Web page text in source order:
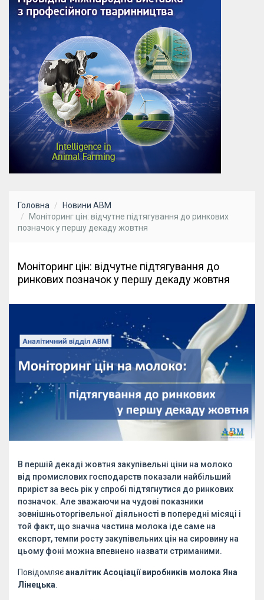
Головна
Новини АВМ
Моніторинг цін: відчутне підтягування до ринкових
позначок у першу декаду жовтня
Моніторинг цін: відчутне підтягування до
ринкових позначок у першу декаду жовтня
В першій декаді жовтня закупівельні ціни на молоко
від промислових господарств показали найбільший
приріст за весь рік у спробі підтягнутися до ринкових
позначок. Але зважаючи на чудові показники
зовнішньоторгівельної діяльності в попередні місяці і
той факт, що значна частина молока іде саме на
експорт, темпи росту закупівельних цін на сировину на
цьому фоні можна впевнено назвати стриманими.
Повідомляєаналітик Асоціації виробників молока Яна
Лінецька